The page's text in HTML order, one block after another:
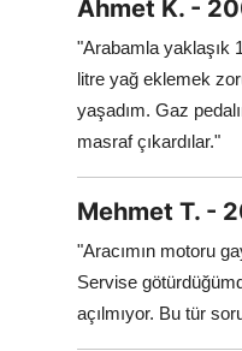
Ahmet K. -
"Arabamla yaklaşık
litre yağ eklemek
yaşadım. Gaz
masraf çıkardılar."
Mehmet T. -
"Aracımın motoru
Servise
açılmıyor. Bu tür